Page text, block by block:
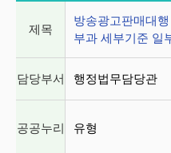
제목
방송광고판매대
부과 세부기준 일
담당부서 행정법무담당관
공공누리 유형